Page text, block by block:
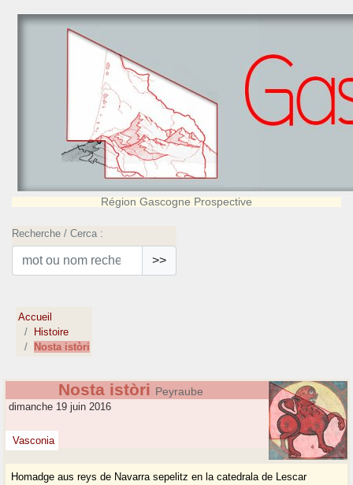
Région Gascogne Prospective
Recherche / Cerca :
>>
Accueil
Histoire
Nosta istòri
Nosta istòri Peyraube
dimanche 19 juin 2016
Vasconia
Homadge aus reys de Navarra sepelitz en la catedrala de Lescar